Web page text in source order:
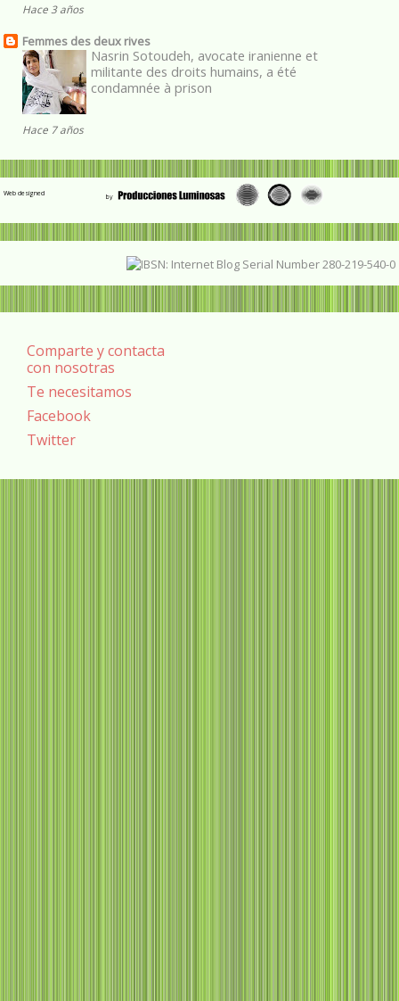
Hace 3 años
Femmes des deux rives
Nasrin Sotoudeh, avocate iranienne et
militante des droits humains, a été
condamnée à prison
Hace 7 años
Web designed
Comparte y contacta
con nosotras
Te necesitamos
Facebook
Twitter